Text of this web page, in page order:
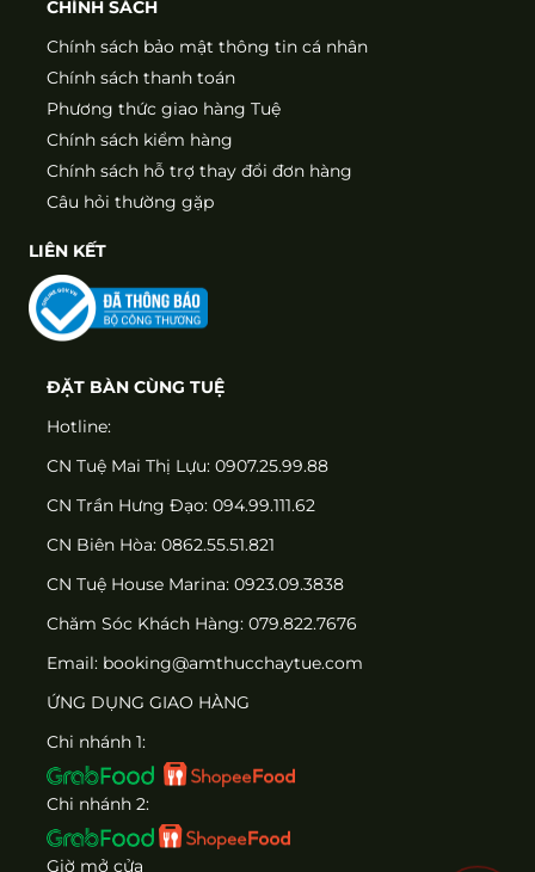
CHÍNH SÁCH
Chính sách bảo mật thông tin cá nhân
Chính sách thanh toán
Phương thức giao hàng Tuệ
Chính sách kiểm hàng
Chính sách hỗ trợ thay đổi đơn hàng
Câu hỏi thường gặp
LIÊN KẾT
ĐẶT BÀN CÙNG TUỆ
Hotline:
CN Tuệ Mai Thị Lựu: 0907.25.99.88
CN Trần Hưng Đạo: 094.99.111.62
CN Biên Hòa: 0862.55.51.821
CN Tuệ House Marina: 0923.09.3838
Chăm Sóc Khách Hàng: 079.822.7676
Email: booking@amthucchaytue.com
ỨNG DỤNG GIAO HÀNG
Chi nhánh 1:
Chi nhánh 2:
Giờ mở cửa